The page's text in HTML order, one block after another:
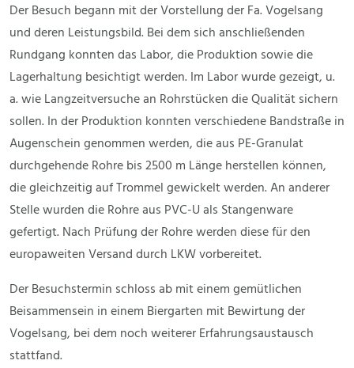
Der Besuch begann mit der Vorstellung der Fa. Vogelsang
und deren Leistungsbild. Bei dem sich anschließenden
Rundgang konnten das Labor, die Produktion sowie die
Lagerhaltung besichtigt werden. Im Labor wurde gezeigt, u.
a. wie Langzeitversuche an Rohrstücken die Qualität sichern
sollen. In der Produktion konnten verschiedene Bandstraße in
Augenschein genommen werden, die aus PE-Granulat
durchgehende Rohre bis 2500 m Länge herstellen können,
die gleichzeitig auf Trommel gewickelt werden. An anderer
Stelle wurden die Rohre aus PVC-U als Stangenware
gefertigt. Nach Prüfung der Rohre werden diese für den
europaweiten Versand durch LKW vorbereitet.
Der Besuchstermin schloss ab mit einem gemütlichen
Beisammensein in einem Biergarten mit Bewirtung der
Vogelsang, bei dem noch weiterer Erfahrungsaustausch
stattfand.